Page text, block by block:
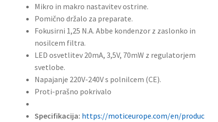
Mikro in makro nastavitev ostrine.
Pomično držalo za preparate.
Fokusirni 1,25 N.A. Abbe kondenzor z zaslonko in
nosilcem filtra.
LED osvetlitev 20mA, 3,5V, 70mW z regulatorjem
svetlobe.
Napajanje 220V-240V s polnilcem (CE).
Proti-prašno pokrivalo
Specifikacija: https://moticeurope.com/en/produc